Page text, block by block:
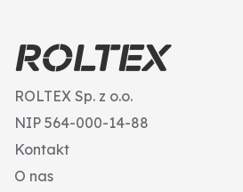
ROLTEX Sp. z o.o.
NIP 564-000-14-88
Kontakt
O nas